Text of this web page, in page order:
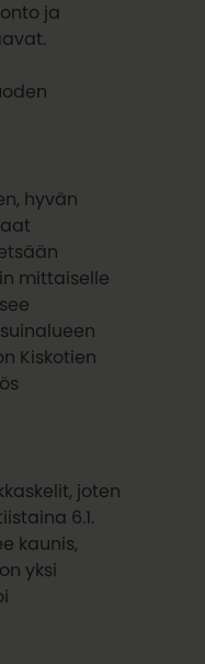
ja
hyvän
mittaiselle
Kiskotien
joten
6.1.
kaunis,
yksi